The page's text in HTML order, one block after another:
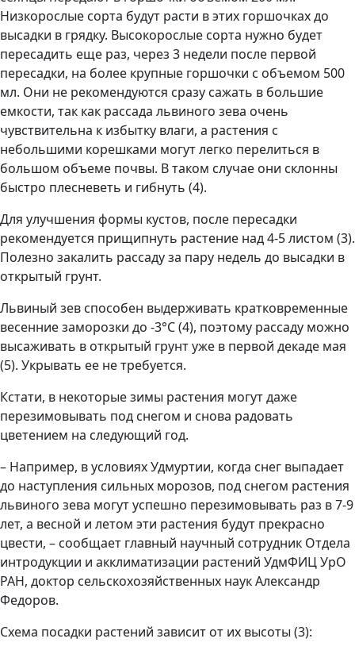
Низкорослые сорта будут расти в этих горшочках до
высадки в грядку. Высокорослые сорта нужно будет
пересадить еще раз, через 3 недели после первой
пересадки, на более крупные горшочки с объемом 500
мл. Они не рекомендуются сразу сажать в большие
емкости, так как рассада львиного зева очень
чувствительна к избытку влаги, а растения с
небольшими корешками могут легко перелиться в
большом объеме почвы. В таком случае они склонны
быстро плесневеть и гибнуть (4).
Для улучшения формы кустов, после пересадки
рекомендуется прищипнуть растение над 4-5 листом (3).
Полезно закалить рассаду за пару недель до высадки в
открытый грунт.
Львиный зев способен выдерживать кратковременные
весенние заморозки до -3°C (4), поэтому рассаду можно
высаживать в открытый грунт уже в первой декаде мая
(5). Укрывать ее не требуется.
Кстати, в некоторые зимы растения могут даже
перезимовывать под снегом и снова радовать
цветением на следующий год.
– Например, в условиях Удмуртии, когда снег выпадает
до наступления сильных морозов, под снегом растения
львиного зева могут успешно перезимовывать раз в 7-9
лет, а весной и летом эти растения будут прекрасно
цвести, – сообщает главный научный сотрудник Отдела
интродукции и акклиматизации растений УдмФИЦ УрО
РАН, доктор сельскохозяйственных наук Александр
Федоров.
Схема посадки растений зависит от их высоты (3):